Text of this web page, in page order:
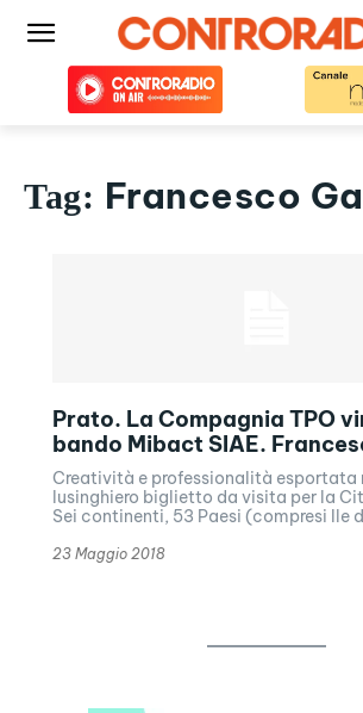
Tag: Francesco
Prato. La Compagnia TPO
bando Mibact SIAE.
Creatività e professionalità esportata
lusinghiero biglietto da visita per la
Sei continenti, 53 Paesi (compresi Ile
23 Maggio 2018